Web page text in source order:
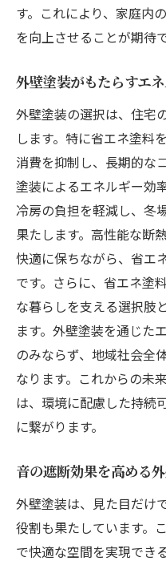
す。これにより、家庭内
を向上させることが期待
外壁塗装がもたらすエ
外壁塗装の選択は、住宅
します。特に省エネ塗料
消費を抑制し、長期的な
塗装によるエネルギー効
冷房の負担を軽減し、冬
果たします。高性能な断
快適に保ちながら、省エ
です。さらに、省エネ塗
な暮らしを支える選択肢
ます。外壁塗装を通じた
のみならず、地域社会全
なります。これからの未
は、環境に配慮した持続
に繋がります。
音の遮断効果を高める
外壁塗装は、見た目だけ
役割も果たしています。
で快適な空間を実現でき